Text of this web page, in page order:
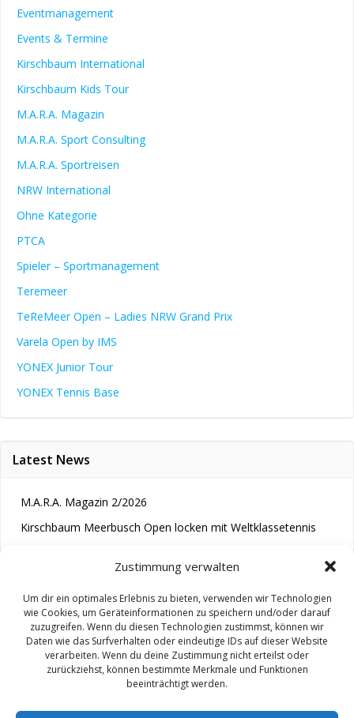
Zustimmung verwalten
Um dir ein optimales Erlebnis zu bieten, verwenden wir Technologien
wie Cookies, um Geräteinformationen zu speichern und/oder darauf
zuzugreifen. Wenn du diesen Technologien zustimmst, können wir
Daten wie das Surfverhalten oder eindeutige IDs auf dieser Website
verarbeiten. Wenn du deine Zustimmung nicht erteilst oder
zurückziehst, können bestimmte Merkmale und Funktionen
beeinträchtigt werden.
Eventmanagement
Events & Termine
Kirschbaum International
Kirschbaum Kids Tour
M.A.R.A. Magazin
M.A.R.A. Sport Consulting
M.A.R.A. Sportreisen
NRW International
Ohne Kategorie
PTCA
Spieler – Sportmanagement
Teremeer
TeReMeer Open – Ladies NRW Grand Prix
Varela Open by IMS
YONEX Junior Tour
YONEX Tennis Base
Latest News
M.A.R.A. Magazin 2/2026
Kirschbaum Meerbusch Open locken mit Weltklassetennis
© 2026 M.A.R.A.. Created for free using WordPress and
Colibri